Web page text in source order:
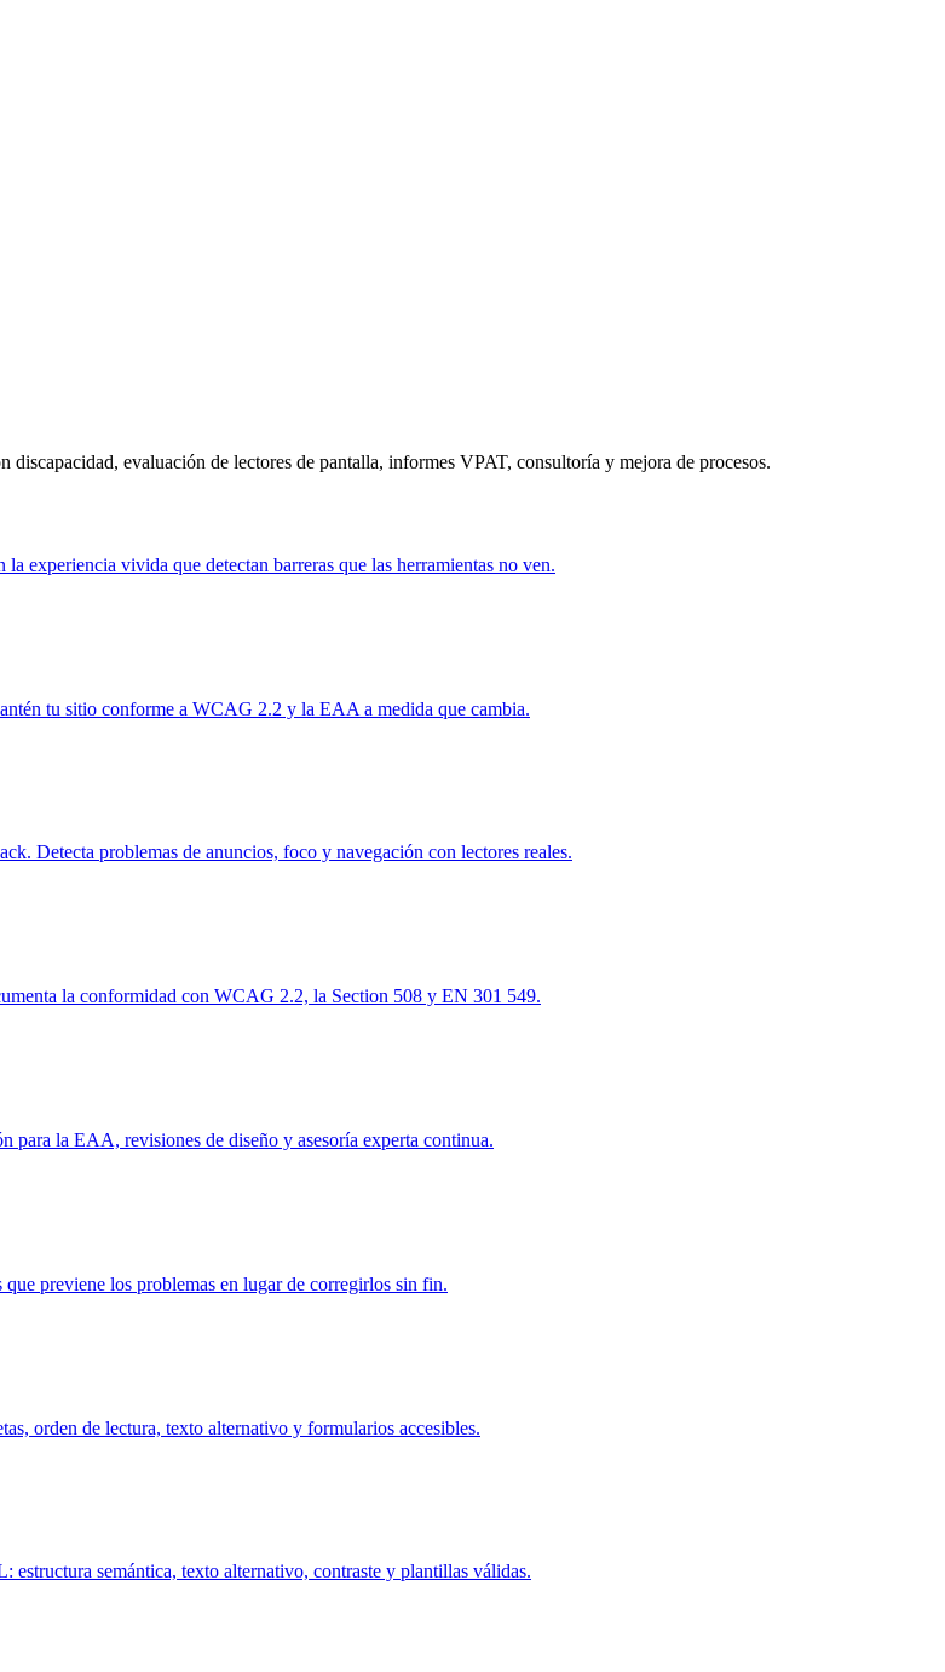
evaluación de lectores de pantalla, informes VPAT, consultoría y mejora de procesos.
experiencia vivida que detectan barreras que las herramientas no ven.
tu sitio conforme a WCAG 2.2 y la EAA a medida que cambia.
Detecta problemas de anuncios, foco y navegación con lectores reales.
la conformidad con WCAG 2.2, la Section 508 y EN 301 549.
para la EAA, revisiones de diseño y asesoría experta continua.
previene los problemas en lugar de corregirlos sin fin.
orden de lectura, texto alternativo y formularios accesibles.
semántica, texto alternativo, contraste y plantillas válidas.